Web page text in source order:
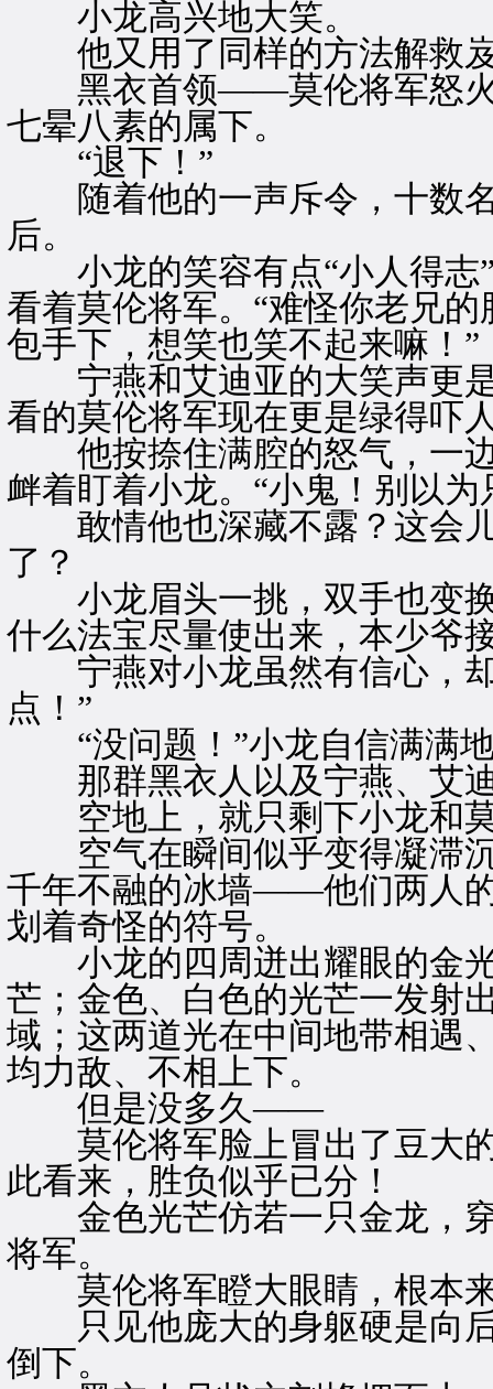
小龙高兴地大笑。
他又用了同样的方法解救岌
黑衣首领——莫伦将军怒火
七晕八素的属下。
“退下！”
随着他的一声斥令，十数名
后。
小龙的笑容有点“小人得志”
看着莫伦将军。“难怪你老兄
包手下，想笑也笑不起来嘛！”
宁燕和艾迪亚的大笑声更是
看的莫伦将军现在更是绿得吓
他按捺住满腔的怒气，一边
衅着盯着小龙。“小鬼！别以
敢情他也深藏不露？这会儿
了？
小龙眉头一挑，双手也变换
什么法宝尽量使出来，本少爷
宁燕对小龙虽然有信心，却
点！”
“没问题！”小龙自信满满
那群黑衣人以及宁燕、艾迪
空地上，就只剩下小龙和
空气在瞬间似乎变得凝滞沉
千年不融的冰墙——他们两人
划着奇怪的符号。
小龙的四周迸出耀眼的金光
芒；金色、白色的光芒一发射
域；这两道光在中间地带相遇
均力敌、不相上下。
但是没多久——
莫伦将军脸上冒出了豆大的
此看来，胜负似乎已分！
金色光芒仿若一只金龙，穿
将军。
莫伦将军瞪大眼睛，根本
只见他庞大的身躯硬是向后
倒下。